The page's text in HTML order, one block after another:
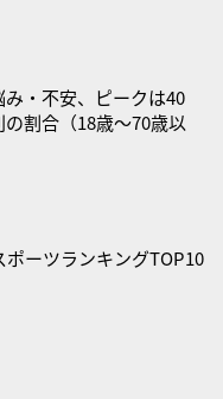
・不安、ピークは40
割合（18歳〜70歳以
ーツランキングTOP10